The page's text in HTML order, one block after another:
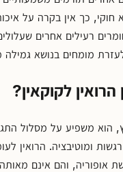
כך אין בקרה על
רעילים אחרים
מומחים בנושא גמילה
לקוקאין?
הוא משפיע על מסלול
ומוטיבציה. הרואין
אופוריה, והם אינם